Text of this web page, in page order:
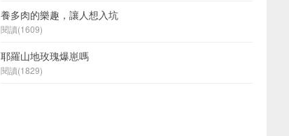
養多肉的樂趣，讓人想入坑
閱讀(1609)
耶羅山地玫瑰爆崽嗎
閱讀(1829)